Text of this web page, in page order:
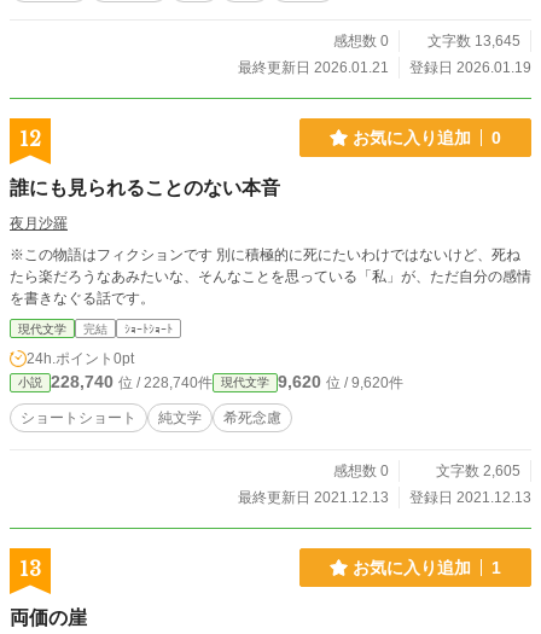
感想数 0
文字数 13,645
最終更新日 2026.01.21
登録日 2026.01.19
12 お気に入り追加 0
誰にも見られることのない本音
夜月沙羅
※この物語はフィクションです 別に積極的に死にたいわけではないけど、死ね
たら楽だろうなあみたいな、そんなことを思っている「私」が、ただ自分の感情
を書きなぐる話です。
現代文学 完結 ｼｮｰﾄｼｮｰﾄ
24h.ポイント 0pt
小説 228,740 位 / 228,740件 現代文学 9,620 位 / 9,620件
ショートショート 純文学 希死念慮
感想数 0
文字数 2,605
最終更新日 2021.12.13
登録日 2021.12.13
13 お気に入り追加 1
両価の崖